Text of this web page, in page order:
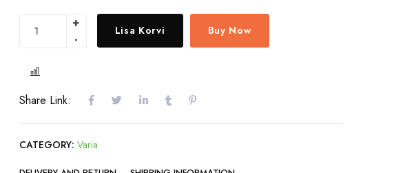
Lisa Korvi Buy Now
Share Link:
CATEGORY: Varia